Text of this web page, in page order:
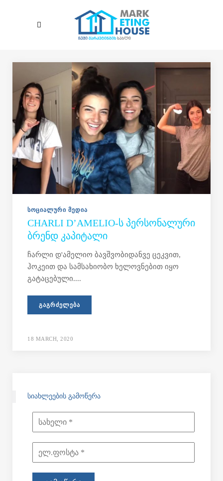
ᲡᲝᲪᲘᲐᲚᲣᲠᲘ ᲛᲔᲓᲘᲐ
CHARLI D’AMELIO-Ს ᲞᲔᲠᲡᲝᲜᲐᲚᲣᲠᲘ
ᲑᲠᲔᲜᲓ ᲙᲐᲞᲘᲢᲐᲚᲘ
ჩარლი დ'ამელიო ბავშვობიდანვე ცეკვით,
ჰოკეით და სამსახიობო ხელოვნებით იყო
გატაცებული....
ᲒᲐᲒᲠᲫᲔᲚᲔᲑᲐ
18 MARCH, 2020
ᲡᲘᲐᲮᲚᲔᲔᲑᲘᲡ ᲒᲐᲛᲝᲬᲔᲠᲐ